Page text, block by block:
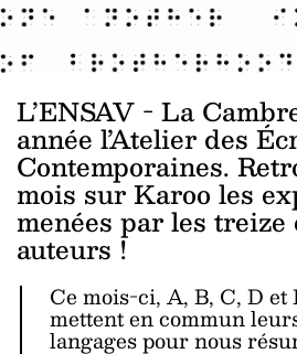
L’ENSAV - La
année l’Atelier des
Contemporaines.
mois sur Karoo les
menées par les
auteurs !
Ce mois-ci, A, B, C, D
mettent en commun
langages pour nous